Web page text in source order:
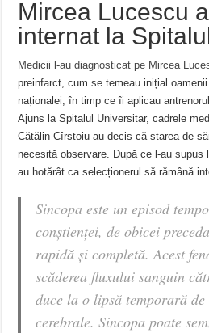
Mircea Lucescu
internat la
Medicii l-au diagnosticat pe Mircea
preinfarct, cum se temeau inițial
naționalei, în timp ce îi aplicau
Ajuns la Spitalul Universitar, cadrele
Cătălin Cîrstoiu au decis că starea de
necesită observare. După ce l-au supus
au hotărât ca selecționerul să rămână
Sincopa este un episod
conştienţei, de obicei
rapidă și completă. Acest
scăderea fluxului sanguin
duce la o lipsă temporară
cerebrale. Sincopa poate